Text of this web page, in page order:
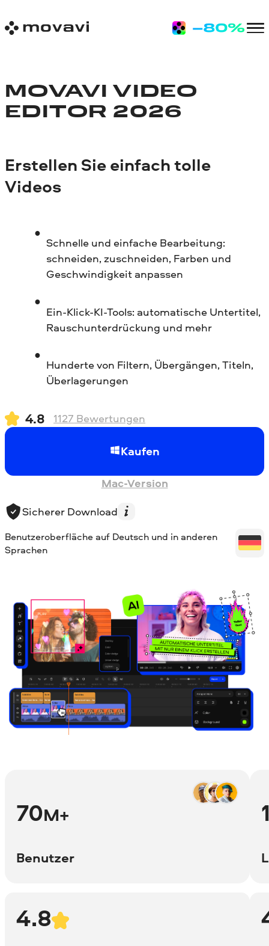
MOVAVI VIDEO
EDITOR 2026
Erstellen Sie einfach tolle
Videos
Schnelle und einfache Bearbeitung:
schneiden, zuschneiden, Farben und
Geschwindigkeit anpassen
Ein-Klick-KI-Tools: automatische Untertitel,
Rauschunterdrückung und mehr
Hunderte von Filtern, Übergängen, Titeln,
Überlagerungen
4.8 1127 Bewertungen
Kaufen
Mac-Version
Sicherer Download
Benutzeroberfläche auf Deutsch und in anderen
Sprachen
70M+
Benutzer
4.8